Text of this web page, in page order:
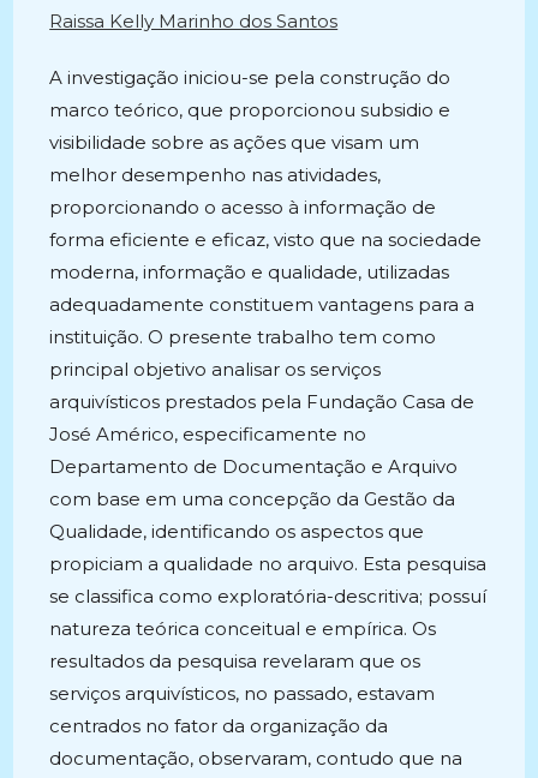
Raissa Kelly Marinho dos Santos
A investigação iniciou-se pela construção do
marco teórico, que proporcionou subsidio e
visibilidade sobre as ações que visam um
melhor desempenho nas atividades,
proporcionando o acesso à informação de
forma eficiente e eficaz, visto que na sociedade
moderna, informação e qualidade, utilizadas
adequadamente constituem vantagens para a
instituição. O presente trabalho tem como
principal objetivo analisar os serviços
arquivísticos prestados pela Fundação Casa de
José Américo, especificamente no
Departamento de Documentação e Arquivo
com base em uma concepção da Gestão da
Qualidade, identificando os aspectos que
propiciam a qualidade no arquivo. Esta pesquisa
se classifica como exploratória-descritiva; possuí
natureza teórica conceitual e empírica. Os
resultados da pesquisa revelaram que os
serviços arquivísticos, no passado, estavam
centrados no fator da organização da
documentação, observaram, contudo que na